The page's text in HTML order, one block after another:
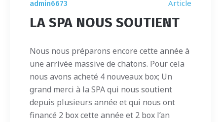
admin6673 Article
LA SPA NOUS SOUTIENT
Nous nous préparons encore cette année à
une arrivée massive de chatons. Pour cela
nous avons acheté 4 nouveaux box; Un
grand merci à la SPA qui nous soutient
depuis plusieurs année et qui nous ont
financé 2 box cette année et 2 box l’an